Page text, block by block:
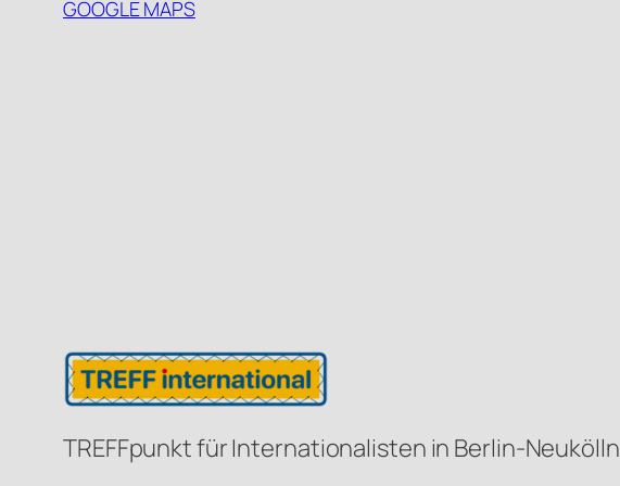
GOOGLE MAPS
TREFFpunkt für Internationalisten in Berlin-Neukölln